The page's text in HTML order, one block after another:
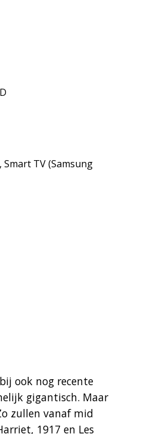
TV (Samsung
ook nog recente
gigantisch. Maar
zullen vanaf mid
1917 en Les